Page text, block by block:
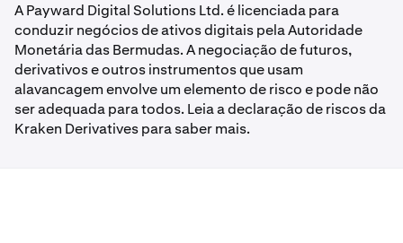
A Payward Digital Solutions Ltd. é licenciada para
conduzir negócios de ativos digitais pela Autoridade
Monetária das Bermudas. A negociação de futuros,
derivativos e outros instrumentos que usam
alavancagem envolve um elemento de risco e pode não
ser adequada para todos. Leia a declaração de riscos da
Kraken Derivatives para saber mais.